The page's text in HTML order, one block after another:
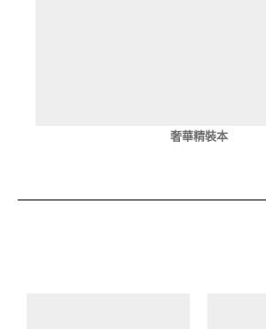
奢華精裝本